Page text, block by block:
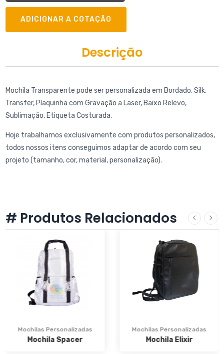
ADICIONAR A COTAÇÃO
Descrição
Mochila Transparente pode ser personalizada em Bordado, Silk,
Transfer, Plaquinha com Gravação a Laser, Baixo Relevo,
Sublimação, Etiqueta Costurada.
Hoje trabalhamos exclusivamente com produtos personalizados,
todos nossos itens conseguimos adaptar de acordo com seu
projeto (tamanho, cor, material, personalização).
# Produtos Relacionados
Mochilas Personalizadas
Mochila Spacer
Mochilas Personalizadas
Mochila Elixir